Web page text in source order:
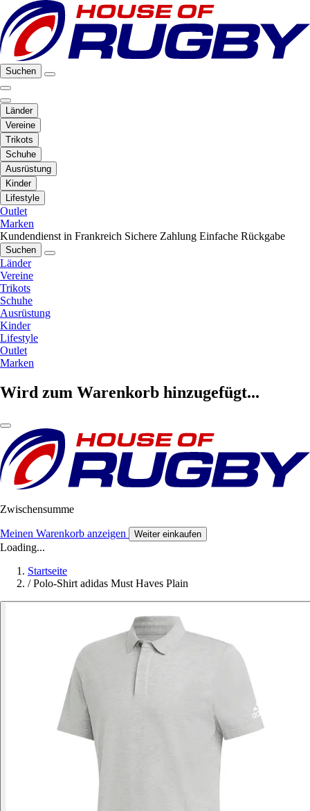
Suchen
Länder
Vereine
Trikots
Schuhe
Ausrüstung
Kinder
Lifestyle
Outlet
Marken
Kundendienst in Frankreich Sichere Zahlung Einfache Rückgabe
Suchen
Länder
Vereine
Trikots
Schuhe
Ausrüstung
Kinder
Lifestyle
Outlet
Marken
Wird zum Warenkorb hinzugefügt...
Zwischensumme
Meinen Warenkorb anzeigen Weiter einkaufen
Loading...
Startseite
/ Polo-Shirt adidas Must Haves Plain